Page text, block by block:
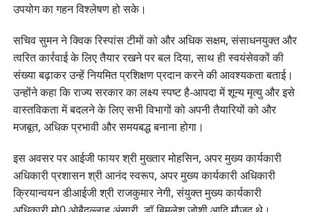
उपयोग का गहन विश्लेषण हो सके।
सचिव सुमन ने क्विक रिस्पांस टीमों को और अधिक सक्षम, संसाधनयुक्त और
त्वरित कार्रवाई के लिए तैयार रखने पर बल दिया, साथ ही स्वयंसेवकों की
संख्या बढ़ाकर उन्हें नियमित प्रशिक्षण प्रदान करने की आवश्यकता बताई।
उन्होंने कहा कि राज्य सरकार का लक्ष्य स्पष्ट है-आपदा में शून्य मृत्यु और इसे
वास्तविकता में बदलने के लिए सभी विभागों को अपनी तैयारियों को और
मजबूत, अधिक प्रभावी और समयबद्ध बनाना होगा।
इस अवसर पर आईजी फायर श्री मुख्तार मोहसिन, अपर मुख्य कार्यकारी
अधिकारी प्रशासन श्री आनंद स्वरूप, अपर मुख्य कार्यकारी अधिकारी
क्रियान्वयन डीआईजी श्री राजकुमार नेगी, संयुक्त मुख्य कार्यकारी